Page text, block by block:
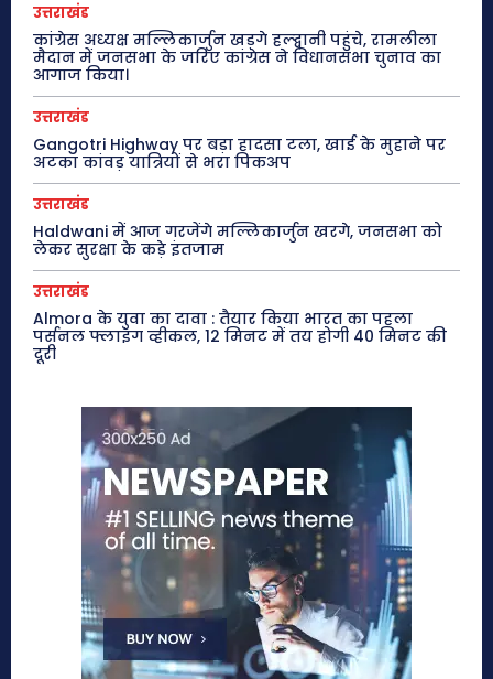
उत्तराखंड
कांग्रेस अध्यक्ष मल्लिकार्जुन खड़गे हल्द्वानी पहुंचे, रामलीला
मैदान में जनसभा के जरिए कांग्रेस ने विधानसभा चुनाव का
आगाज किया।
उत्तराखंड
Gangotri Highway पर बड़ा हादसा टला, खाई के मुहाने पर
अटका कांवड़ यात्रियों से भरा पिकअप
उत्तराखंड
Haldwani में आज गरजेंगे मल्लिकार्जुन खरगे, जनसभा को
लेकर सुरक्षा के कड़े इंतजाम
उत्तराखंड
Almora के युवा का दावा : तैयार किया भारत का पहला
पर्सनल फ्लाइंग व्हीकल, 12 मिनट में तय होगी 40 मिनट की
दूरी